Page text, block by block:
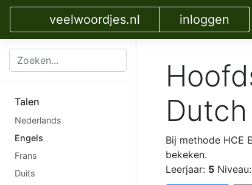
veelwoordjes.nl inloggen
Talen
Nederlands
Engels
Frans
Duits
Dutch
Bij methode HCE
bekeken.
Leerjaar: 5 Niveau: